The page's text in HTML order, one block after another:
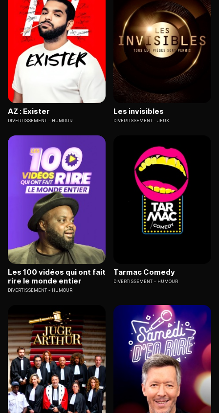
AZ : Exister
DIVERTISSEMENT HUMOUR
Les invisibles
DIVERTISSEMENT JEUX
Les 100 vidéos qui ont fait
rire le monde entier
DIVERTISSEMENT HUMOUR
Tarmac Comedy
DIVERTISSEMENT HUMOUR